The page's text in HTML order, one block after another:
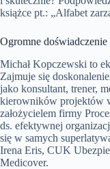
książce pt.: „Alfabet
Ogromne doświadczenie
Michał Kopczewski to
Zajmuje się
jako konsultant, trener,
kierowników projektów
założycielem firmy
ds. efektywnej
się w samych
Irena Eris, CUK
Medicover.